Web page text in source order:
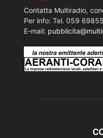
Contatta Multiradio,
Per info: Tel. 059
E-mail: